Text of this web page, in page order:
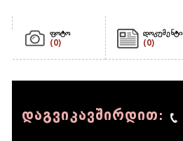
ფოტო
(0)
დოკუმენტი
(0)
დაგვიკავშირდით: